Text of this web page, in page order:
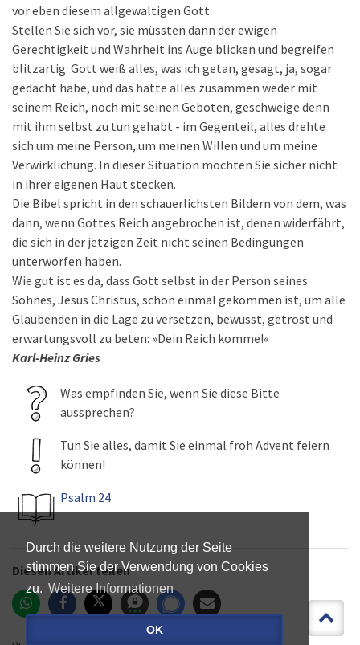
Durch die weitere Nutzung der Seite
stimmen Sie der Verwendung von Cookies
zu. Weitere Informationen
OK
vor eben diesem allgewaltigen Gott.
Stellen Sie sich vor, sie müssten dann der ewigen
Gerechtigkeit und Wahrheit ins Auge blicken und begreifen
blitzartig: Gott weiß alles, was ich getan, gesagt, ja, sogar
gedacht habe, und das hatte alles zusammen weder mit
seinem Reich, noch mit seinen Geboten, geschweige denn
mit ihm selbst zu tun gehabt - im Gegenteil, alles drehte
sich um meine Person, um meinen Willen und um meine
Verwirklichung. In dieser Situation möchten Sie sicher nicht
in ihrer eigenen Haut stecken.
Die Bibel spricht in den schauerlichsten Bildern von dem, was
dann, wenn Gottes Reich angebrochen ist, denen widerfährt,
die sich in der jetzigen Zeit nicht seinen Bedingungen
unterworfen haben.
Wie gut ist es da, dass Gott selbst in der Person seines
Sohnes, Jesus Christus, schon einmal gekommen ist, um alle
Glaubenden in die Lage zu versetzen, bewusst, getrost und
erwartungsvoll zu beten: »Dein Reich komme!«
Karl-Heinz Gries
Was empfinden Sie, wenn Sie diese Bitte
aussprechen?
Tun Sie alles, damit Sie einmal froh Advent feiern
können!
Psalm 24
Diesen Artikel teilen